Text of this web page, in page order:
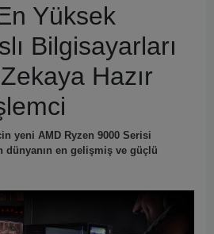
Yüksek
Bilgisayarları
Hazır
yeni AMD Ryzen 9000 Serisi
dünyanın en gelişmiş ve güçlü